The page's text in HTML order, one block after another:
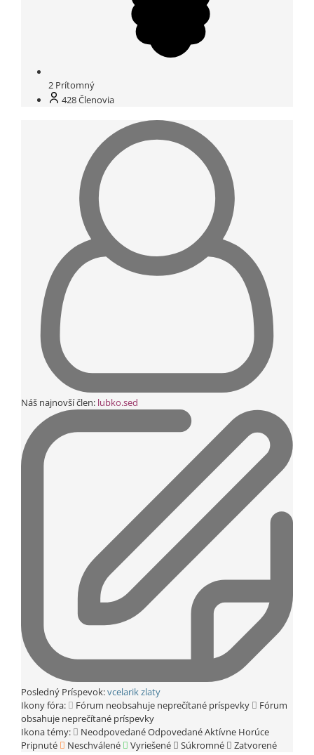
2 Prítomný
428Členovia
Náš najnovší člen: lubko.sed
Posledný Príspevok:vcelarik zlaty
Ikony fóra:
Fórum neobsahuje neprečítané príspevky
Fórum
obsahuje neprečítané príspevky
Ikona témy:
NeodpovedanéOdpovedanéAktívne Horúce
Pripnuté
Neschválené Vyriešené Súkromné Zatvorené